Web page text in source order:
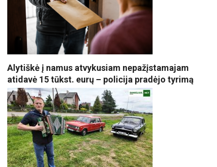
Alytiškė į namus atvykusiam nepažįstamajam
atidavė 15 tūkst. eurų – policija pradėjo tyrimą